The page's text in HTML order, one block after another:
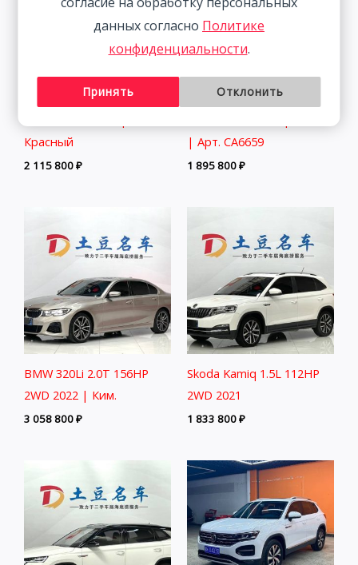
Volkswagen Lamando 1.4T
Красный
2 115 800₽
Volkswagen Lamando 1.4T
| Арт. CA6659
1 895 800₽
BMW 320Li 2.0T 156HP
2WD 2022 | Ким.
3 058 800₽
Skoda Kamiq 1.5L 112HP
2WD 2021
1 833 800₽
данных согласно Политике
конфиденциальности.
Принять Отклонить